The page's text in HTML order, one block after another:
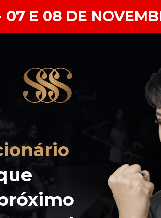
07 E 08 DE